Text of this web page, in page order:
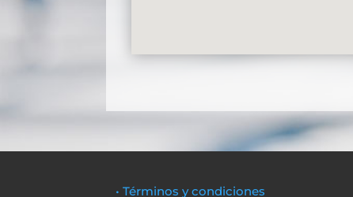
• Términos y condiciones